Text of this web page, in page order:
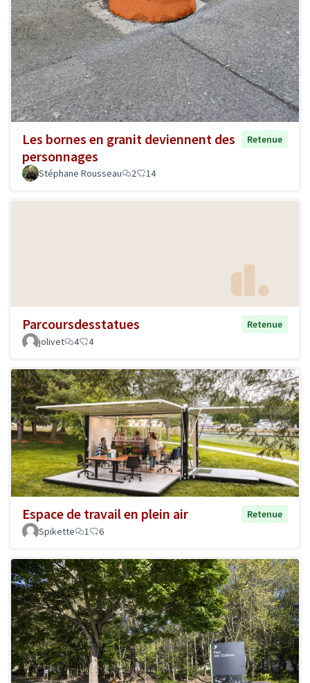
Les bornes en granit deviennent des
personnages
Retenue
Stéphane Rousseau 2 14
Parcoursdesstatues
Retenue
jolivet
4 4
Espace de travail en plein air
Retenue
Spikette
1 6